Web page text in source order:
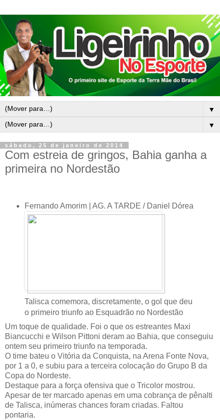
▼
▼
sábado, 25 de janeiro de 2014
Com estreia de gringos, Bahia ganha a
primeira no Nordestão
Fernando Amorim | AG. A TARDE / Daniel Dórea
Talisca comemora, discretamente, o gol que deu
o primeiro triunfo ao Esquadrão no Nordestão
Um toque de qualidade. Foi o que os estreantes Maxi
Biancucchi e Wilson Pittoni deram ao Bahia, que conseguiu
ontem seu primeiro triunfo na temporada.
O time bateu o Vitória da Conquista, na Arena Fonte Nova,
por 1 a 0, e subiu para a terceira colocação do Grupo B da
Copa do Nordeste.
Destaque para a força ofensiva que o Tricolor mostrou.
Apesar de ter marcado apenas em uma cobrança de pênalti
de Talisca, inúmeras chances foram criadas. Faltou
pontaria.